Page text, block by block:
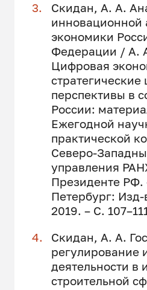
Скидан, А. А.
инновационной
экономики
Федерации / А.
Цифровая
стратегические
перспективы в
России:
Ежегодной
практической
Северо-
управления
Президенте РФ.
Петербург:
2019. – С.
Скидан, А. А.
регулирование
деятельности в
строительной